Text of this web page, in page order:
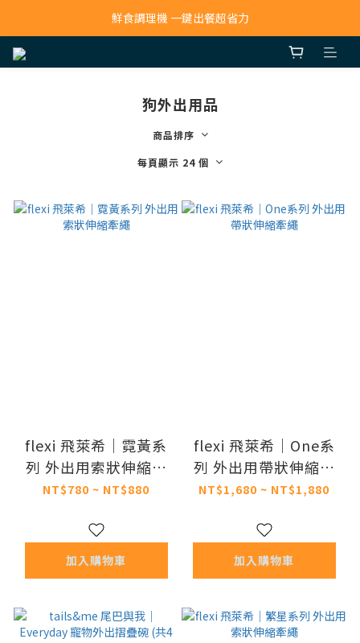
寵物吸毛機 吸毛清淨抗敏一次搞定
鮮食調理機 一鍵出餐超省力
狗外出用品
商品排序
每頁顯示 24 個
flexi 飛萊希｜霓黃系
列 外出用索狀伸縮牽
繩
NT$780 ~ NT$880
加入購物車
flexi 飛萊希｜One系
列 外出用帶狀伸縮牽
繩
NT$1,680 ~ NT$1,880
加入購物車